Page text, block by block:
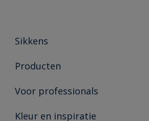
Sikkens
Over Sikkens
Duurzaamheid
Producten
Producten voor binnen
Vind je verkooppunt
Voor professionals
Advies & service
Kleur en inspiratie